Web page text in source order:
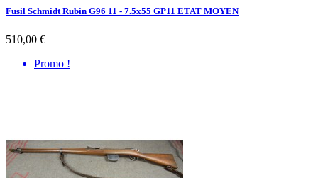
Fusil Schmidt Rubin G96 11 - 7.5x55 GP11 ETAT MOYEN
510,00 €
Promo !